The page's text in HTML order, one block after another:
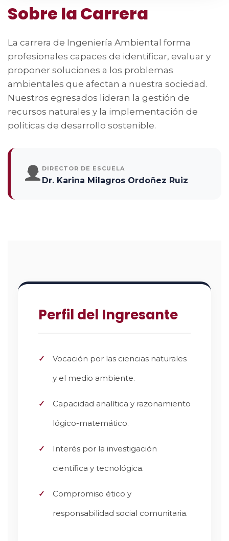
Sobre la Carrera
La carrera de Ingeniería Ambiental forma
profesionales capaces de identificar, evaluar y
proponer soluciones a los problemas
ambientales que afectan a nuestra sociedad.
Nuestros egresados lideran la gestión de
recursos naturales y la implementación de
políticas de desarrollo sostenible.
DIRECTOR DE ESCUELA
Dr. Karina Milagros Ordoñez Ruiz
Perfil del Ingresante
Vocación por las ciencias naturales
y el medio ambiente.
Capacidad analítica y razonamiento
lógico-matemático.
Interés por la investigación
científica y tecnológica.
Compromiso ético y
responsabilidad social comunitaria.